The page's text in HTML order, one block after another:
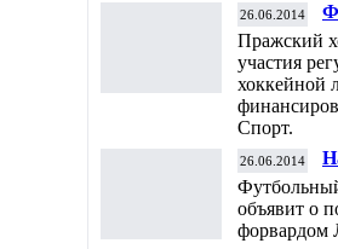
26.06.2014
Пражский
участия
хоккейной
Спорт.
26.06.2014
объявит о
форвардом